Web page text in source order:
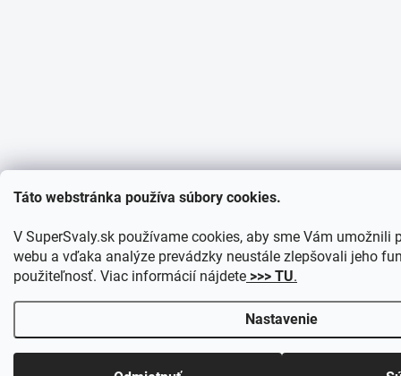
Táto webstránka používa súbory cookies.
V SuperSvaly.sk používame cookies, aby sme Vám umožnili
webu a vďaka analýze prevádzky neustále zlepšovali jeho
použiteľnosť. Viac informácií nájdete >>> TU.
Nastavenie